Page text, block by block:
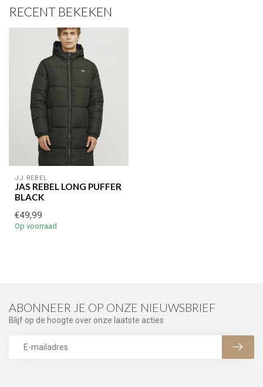
RECENT BEKEKEN
JJ REBEL
JAS REBEL LONG PUFFER
BLACK
€49,99
Op voorraad
ABONNEER JE OP ONZE NIEUWSBRIEF
Blijf op de hoogte over onze laatste acties
Inschrijven
Je korting is geldig bij een minimale bestelwaarde van €45,00